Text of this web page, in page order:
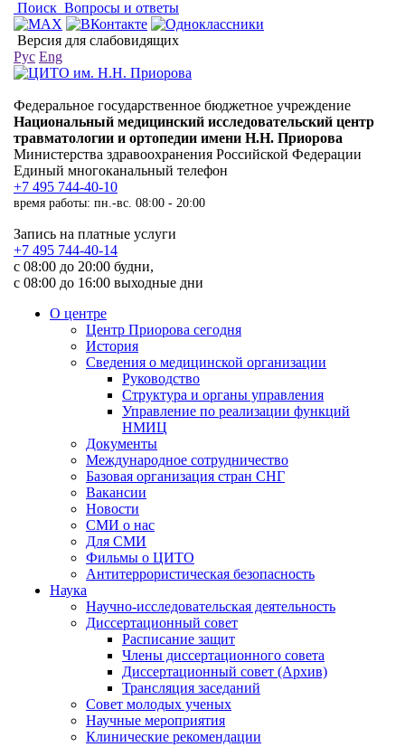
Поиск Вопросы и ответы
Версия для слабовидящих
Рус Eng
Федеральное государственное бюджетное учреждение
Национальный медицинский исследовательский центр
травматологии и ортопедии имени Н.Н. Приорова
Министерства здравоохранения Российской Федерации
Единый многоканальный телефон
+7 495 744-40-10
время работы: пн.-вс. 08:00 - 20:00
Запись на платные услуги
+7 495 744-40-14
с 08:00 до 20:00 будни,
с 08:00 до 16:00 выходные дни
О центре
Центр Приорова сегодня
История
Сведения о медицинской организации
Руководство
Структура и органы управления
Управление по реализации функций
НМИЦ
Документы
Международное сотрудничество
Базовая организация стран СНГ
Вакансии
Новости
СМИ о нас
Для СМИ
Фильмы о ЦИТО
Антитеррористическая безопасность
Наука
Научно-исследовательская деятельность
Диссертационный совет
Расписание защит
Члены диссертационного совета
Диссертационный совет (Архив)
Трансляция заседаний
Совет молодых ученых
Научные мероприятия
Клинические рекомендации